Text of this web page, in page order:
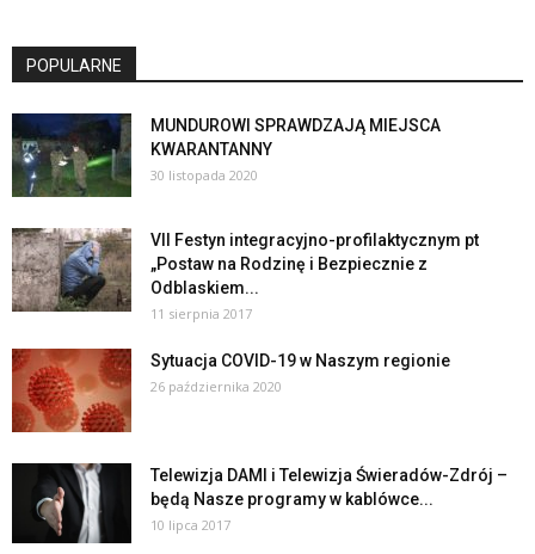
POPULARNE
MUNDUROWI SPRAWDZAJĄ MIEJSCA
KWARANTANNY
30 listopada 2020
VII Festyn integracyjno-profilaktycznym pt
„Postaw na Rodzinę i Bezpiecznie z
Odblaskiem...
11 sierpnia 2017
Sytuacja COVID-19 w Naszym regionie
26 października 2020
Telewizja DAMI i Telewizja Świeradów-Zdrój –
będą Nasze programy w kablówce...
10 lipca 2017